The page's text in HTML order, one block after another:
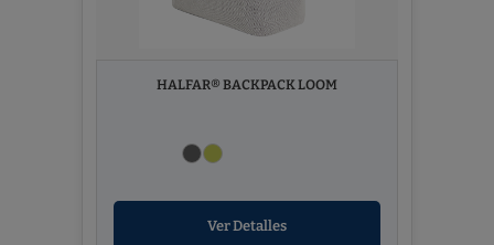
HALFAR® BACKPACK LOOM
Ver Detalles